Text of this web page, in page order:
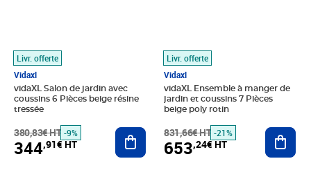
Livr. offerte
Vidaxl
vidaXL Salon de jardin avec
coussins 6 Pièces beige résine
tressée
380,83€ HT -9%
344,91€ HT
Ajouter au panier
Livr. offerte
Vidaxl
vidaXL Ensemble à manger de
jardin et coussins 7 Pièces
beige poly rotin
831,66€ HT -21%
653,24€ HT